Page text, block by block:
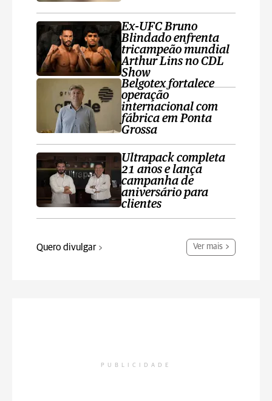
Ex-UFC Bruno
Blindado enfrenta
tricampeão mundial
Arthur Lins no CDL
Show
Belgotex fortalece
operação
internacional com
fábrica em Ponta
Grossa
Ultrapack completa
21 anos e lança
campanha de
aniversário para
clientes
Quero divulgar Ver mais
PUBLICIDADE